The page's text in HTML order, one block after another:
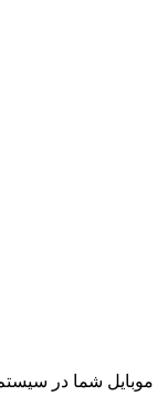
موبایل شما در